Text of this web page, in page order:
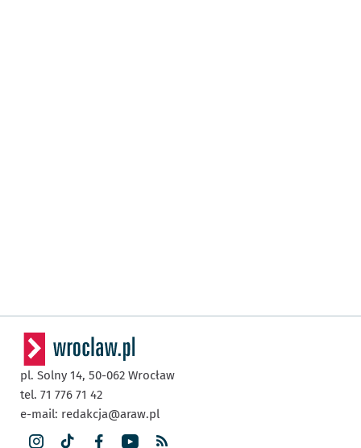
pl. Solny 14, 50-062 Wrocław
tel. 71 776 71 42
e-mail: redakcja@araw.pl